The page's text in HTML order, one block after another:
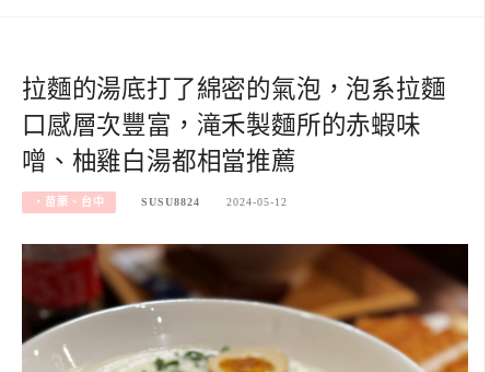
拉麵的湯底打了綿密的氣泡，泡系拉麵
口感層次豐富，滝禾製麵所的赤蝦味
噌、柚雞白湯都相當推薦
‧苗栗、台中 SUSU8824 2024-05-12